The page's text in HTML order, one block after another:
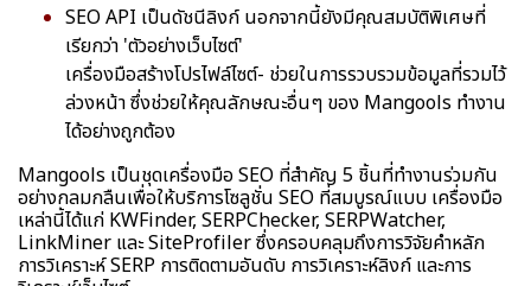
SEO API เป็นดัชนีลิงก์ นอกจากนี้ยังมีคุณสมบัติพิเศษที่
เรียกว่า 'ตัวอย่างเว็บไซต์'
เครื่องมือสร้างโปรไฟล์ไซต์- ช่วยในการรวบรวมข้อมูลที่รวมไว้
ล่วงหน้า ซึ่งช่วยให้คุณลักษณะอื่นๆ ของ Mangools ทำงาน
ได้อย่างถูกต้อง
Mangools เป็นชุดเครื่องมือ SEO ที่สำคัญ 5 ชิ้นที่ทำงานร่วมกัน
อย่างกลมกลืนเพื่อให้บริการโซลูชั่น SEO ที่สมบูรณ์แบบ เครื่องมือ
เหล่านี้ได้แก่ KWFinder, SERPChecker, SERPWatcher,
LinkMiner และ SiteProfiler ซึ่งครอบคลุมถึงการวิจัยคำหลัก
การวิเคราะห์ SERP การติดตามอันดับ การวิเคราะห์ลิงก์ และการ